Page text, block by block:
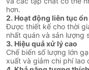
hơn.
2. Hoạt động liên tục
Được thiết kế cho thời
nhất quán và sản lượng
3. Hiệu quả xử lý cao
Chế biến số lượng lớn
xuất và giảm chi phí lao